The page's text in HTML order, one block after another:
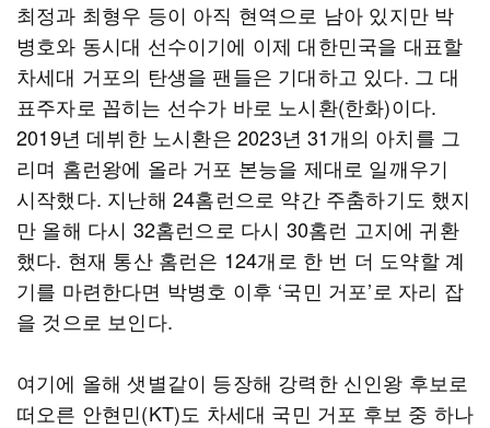
최정과 최형우 등이 아직 현역으로 남아 있지만 박
병호와 동시대 선수이기에 이제 대한민국을 대표할
차세대 거포의 탄생을 팬들은 기대하고 있다. 그 대
표주자로 꼽히는 선수가 바로 노시환(한화)이다.
2019년 데뷔한 노시환은 2023년 31개의 아치를 그
리며 홈런왕에 올라 거포 본능을 제대로 일깨우기
시작했다. 지난해 24홈런으로 약간 주춤하기도 했지
만 올해 다시 32홈런으로 다시 30홈런 고지에 귀환
했다. 현재 통산 홈런은 124개로 한 번 더 도약할 계
기를 마련한다면 박병호 이후 ‘국민 거포’로 자리 잡
을 것으로 보인다.
여기에 올해 샛별같이 등장해 강력한 신인왕 후보로
떠오른 안현민(KT)도 차세대 국민 거포 후보 중 하나